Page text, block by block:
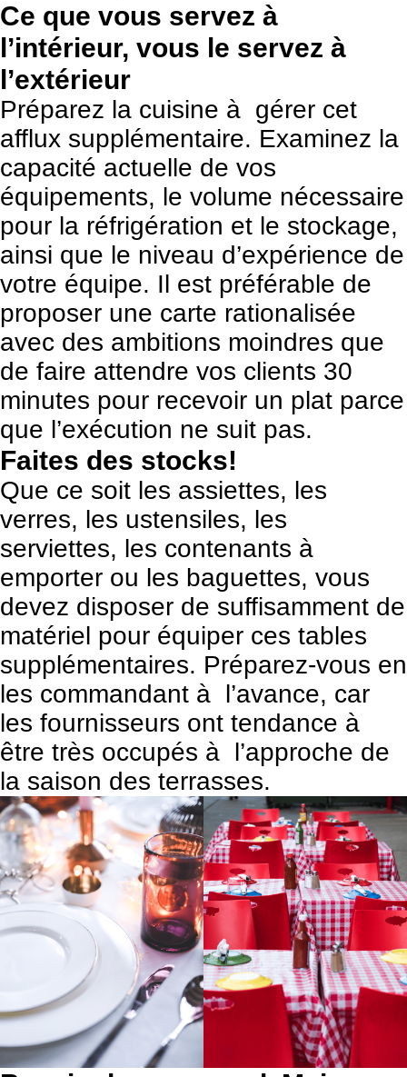
Ce que vous servez à
l’intérieur, vous le servez à
l’extérieur
Préparez la cuisine à gérer cet
afflux supplémentaire. Examinez la
capacité actuelle de vos
équipements, le volume nécessaire
pour la réfrigération et le stockage,
ainsi que le niveau d’expérience de
votre équipe. Il est préférable de
proposer une carte rationalisée
avec des ambitions moindres que
de faire attendre vos clients 30
minutes pour recevoir un plat parce
que l’exécution ne suit pas.
Faites des stocks!
Que ce soit les assiettes, les
verres, les ustensiles, les
serviettes, les contenants à
emporter ou les baguettes, vous
devez disposer de suffisamment de
matériel pour équiper ces tables
supplémentaires. Préparez-vous en
les commandant à l’avance, car
les fournisseurs ont tendance à
être très occupés à l’approche de
la saison des terrasses.